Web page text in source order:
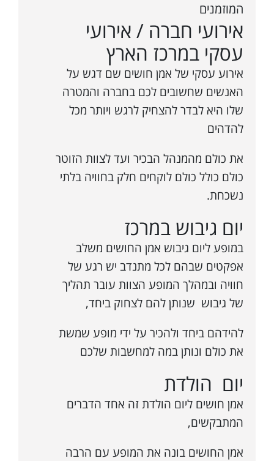
המוזמנים
אירועי חברה / אירועי
עסקי במרכז הארץ
אירוע עסקי של אמן חושים שם דגש על
האנשים שחשובים לכם בחברה והמטרה
שלו היא לבדר להצחיק לרגש ויותר מכל
להדהים
את כולם מהמנהל הבכיר ועד לצוות הזוטר
כולם כולל כולם לוקחים חלק בחוויה בלתי
נשכחת.
יום גיבוש במרכז
במופע ליום גיבוש אמן החושים משלב
אפקטים שבהם לכל מתנדב יש רגע של
חוויה ובמהלך המופע הצוות עובר תהליך
של גיבוש שנותן להם לצחוק ביחד,
להידהם ביחד ולהכיר על ידי מופע שמשת
את כולם ונותן במה למחשבות שלכם
יום הולדת
אמן חושים ליום הולדת זה אחד הדברים
המתבקשים,
אמן החושים בונה את המופע עם הרבה